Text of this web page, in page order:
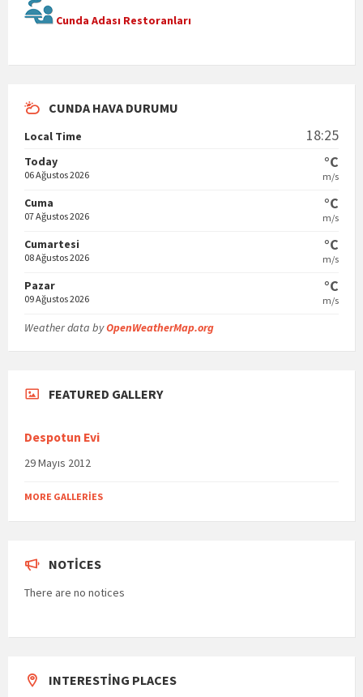
Cunda Adası Restoranları
CUNDA HAVA DURUMU
Local Time 18:25
Today
06 Ağustos 2026
°C
m/s
Cuma
07 Ağustos 2026
°C
m/s
Cumartesi
08 Ağustos 2026
°C
m/s
Pazar
09 Ağustos 2026
°C
m/s
Weather data byOpenWeatherMap.org
FEATURED GALLERY
Despotun Evi
29 Mayıs 2012
MORE GALLERIES
NOTICES
There are no notices
INTERESTING PLACES